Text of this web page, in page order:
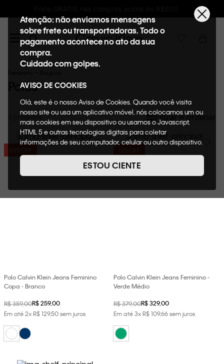
Ganhe 10% de GIFTBACK em todas as
Atenção: não enviamos mensagens
sobre frete ou transportadoras. Todo o
pagamento acontece no ato da sua
compra.
Cuidado com golpes.
AVISO DE COOKIES
Olá, este é o nosso Aviso de Cookies. Quando você visita
nosso site ou usa um aplicativo móvel, nós colocamos um ou
mais cookies em seu dispositivo ou usamos o Javascript,
HTML 5 e outras tecnologias digitais para coletar
informações de seu computador, celular ou outro dispositivo.
de cookies, informaremos quais cookies usaremos e quais
suas funções. A forma como processamos os dados
nosso Aviso de Privacidade. Quando você visita nosso site,
ESTOU CIENTE
Polos
Filtrar e ordenar
Polo Calvin Klein Jeans Feminino
Copa - Branco
R$359,00R$259,00
Em até2xR$129,50sem juros
Polo Calvin Klein Jeans Feminino -
Verde Médio
R$379,00R$329,00
Em até3xR$109,66sem juros